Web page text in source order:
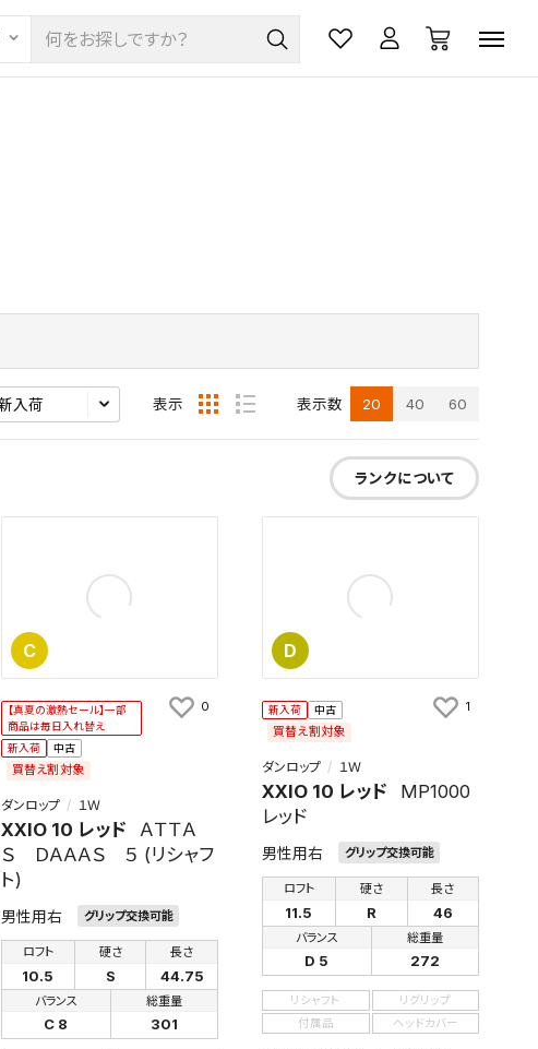
表示 表示数 20 40 60
ランクについて
C
【真夏の激熱セール】一部
商品は毎日入れ替え
新入荷
中古
買替え割対象
ダンロップ １Ｗ
XXIO 10 レッド
ＡＴＴＡ
Ｓ ＤＡＡＡＳ ５ (リシャフ
ト)
男性用右 グリップ交換可能
ロフト
10.5
硬さ
S
長さ
44.75
バランス
C 8
総重量
301
0
D
新入荷 中古
買替え割対象
ダンロップ １Ｗ
XXIO 10 レッド
MP1000
レッド
男性用右 グリップ交換可能
ロフト
11.5
硬さ
R
長さ
46
バランス
D 5
総重量
272
リシャフト
リグリップ
付属品
ヘッドカバー
1